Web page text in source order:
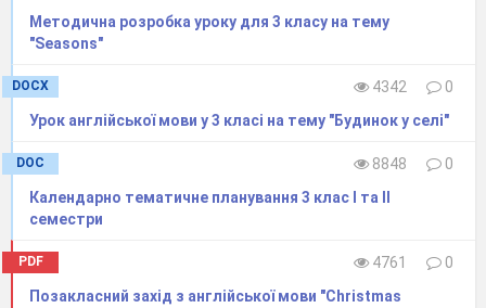
Методична розробка уроку для 3 класу на тему
"Seasons"
DOCX 4342
0
Урок англійської мови у 3 класі на тему "Будинок у селі"
DOC 8848
0
Календарно тематичне планування 3 клас І та ІІ
семестри
PDF 4761
0
Позакласний захід з англійської мови "Christmas